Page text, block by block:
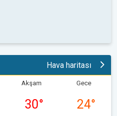
Hava haritası
Akşam
30°
Gece
24°